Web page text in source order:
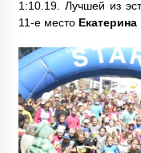
1:10.19. Лучшей из
11-е место